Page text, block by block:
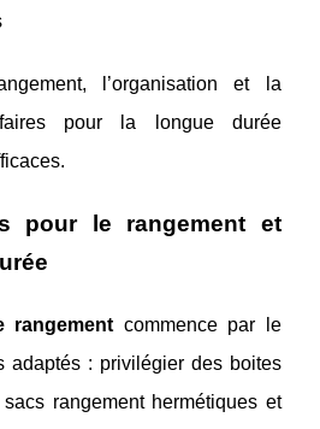
l’organisation et la
pour la longue durée
pour le rangement et
rangement commence par le
adaptés : privilégier des boites
rangement hermétiques et